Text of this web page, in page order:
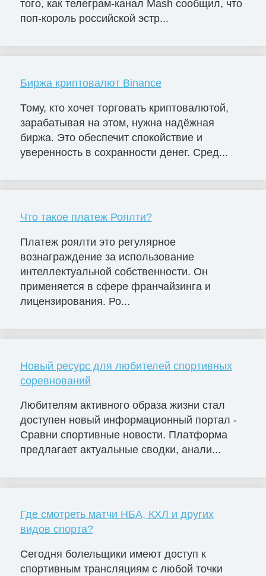
того, как телеграм-канал Mash сообщил, что
поп-король российской эстр...
Биржа криптовалют Binance
Тому, кто хочет торговать криптовалютой,
зарабатывая на этом, нужна надёжная
биржа. Это обеспечит спокойствие и
уверенность в сохранности денег. Сред...
Что такое платеж Роялти?
Платеж роялти это регулярное
вознаграждение за использование
интеллектуальной собственности. Он
применяется в сфере франчайзинга и
лицензирования. Ро...
Новый ресурс для любителей спортивных
соревнований
Любителям активного образа жизни стал
доступен новый информационный портал -
Сравни спортивные новости. Платформа
предлагает актуальные сводки, анали...
Где смотреть матчи НБА, КХЛ и других
видов спорта?
Сегодня болельщики имеют доступ к
спортивным трансляциям с любой точки